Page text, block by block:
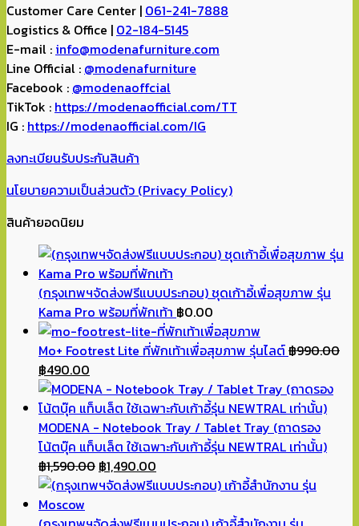
Customer Care Center | 061-241-7888
Logistics & Office | 02-184-5145
E-mail : info@modenafurniture.com
Line Official : @modenafurniture
Facebook : @modenaoffcial
TikTok : https://modenaofficial.com/TT
IG : https://modenaofficial.com/IG
ลงทะเบียนรับประกันสินค้า
นโยบายความเป็นส่วนตัว (Privacy Policy)
สินค้ายอดนิยม
(กรุงเทพฯจัดส่งฟรีแบบประกอบ) ชุดเก้าอี้เพื่อสุขภาพ รุ่น
Kama Pro พร้อมที่พักเท้า ฿0.00
Mo+ Footrest Lite ที่พักเท้าเพื่อสุขภาพ รุ่นไลต์฿990.00
Original
price
was:
฿990.00.
฿490.00
price
is:
฿490.00.
MODENA - Notebook Tray / Tablet Tray (ถาดรอง
โน้ตบุ๊ค แท็บเล็ต ใช้เฉพาะกับเก้าอี้รุ่น NEWTRAL เท่านั้น)
฿1,590.00 Original
price
฿1,490.00
price